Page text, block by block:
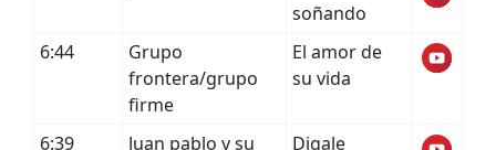
soñando
6:44
Grupo
frontera/grupo
firme
El amor de
su vida
6:39
Juan pablo y su
Digale